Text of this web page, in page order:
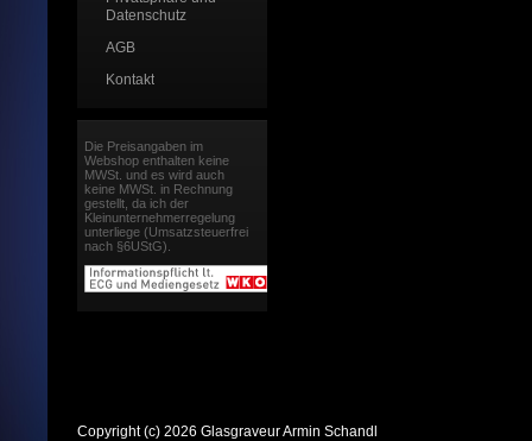
Datenschutz
AGB
Kontakt
Die Preisangaben im
Webshop enthalten keine
MWSt. und es wird auch
keine MWSt. in Rechnung
gestellt, da ich der
Kleinunternehmerregelung
unterliege (Umsatzsteuerfrei
nach §6UStG).
Copyright (c) 2026 Glasgraveur Armin Schandl